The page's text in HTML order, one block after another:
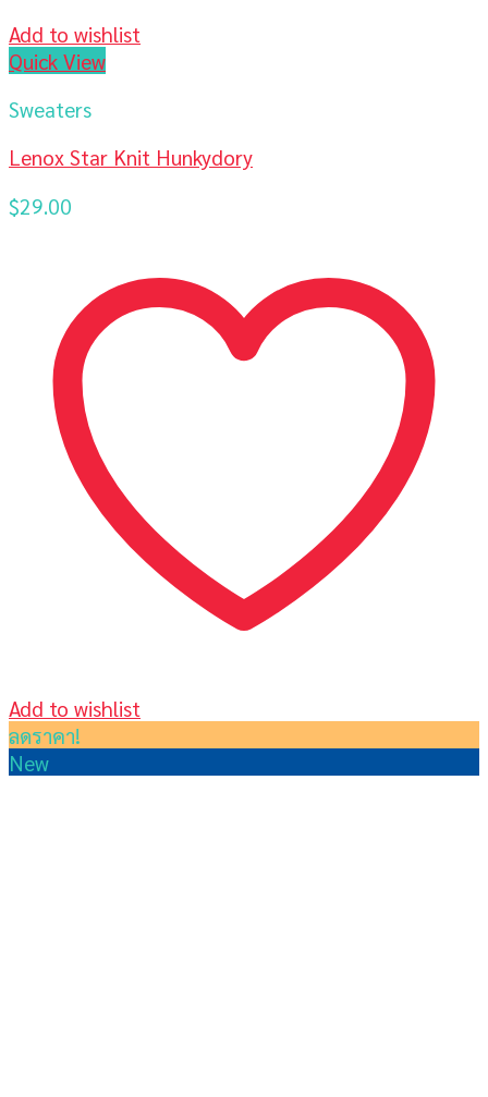
Add to wishlist
Quick View
Sweaters
Lenox Star Knit Hunkydory
$29.00
Add to wishlist
ลดราคา!
New